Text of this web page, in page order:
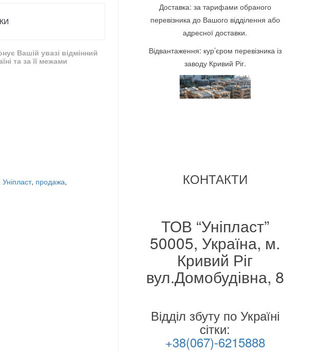
Вашій увазі відмінний
та за її межами
Уніпласт, продажа,
Доставка: за тарифами обраного
перевізника до Вашого відділення або
адресної доставки.
Відвантаження: кур’єром перевізника із
заводу Кривий Ріг.
КОНТАКТИ
ТОВ “Уніпласт”
50005, Україна, м.
Кривий Ріг
вул.Домобудівна, 8
Відділ збуту по Україні
сітки:
+38(067)-6215888